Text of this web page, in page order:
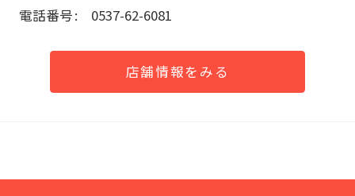
電話番号
0537-62-6081
店舗情報をみる